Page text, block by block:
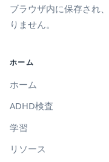
ブラウザ内に保存され
りません。
ホーム
ホーム
ADHD検査
学習
リソース